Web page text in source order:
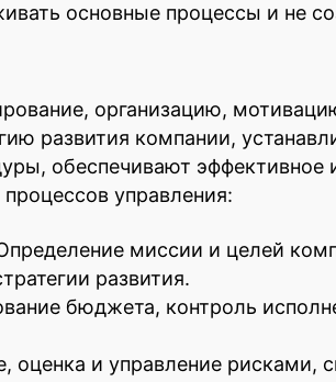
основные процессы и не
организацию,
развития компании,
обеспечивают эффективное
управления:
миссии и целей
развития.
бюджета, контроль
оценка и управление рисками,